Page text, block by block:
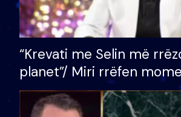
“Krevati me Selin më
planet”/ Miri rrëfen
bukura në shtëpinë e BB
mungojë zilja e